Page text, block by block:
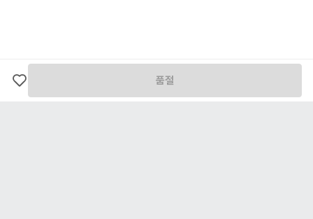
구매 이후 세탁 및 수선으로 인하여 상품에 변형이 생겼거나 훼손된 경우
[ 환불 기간 ]
품절